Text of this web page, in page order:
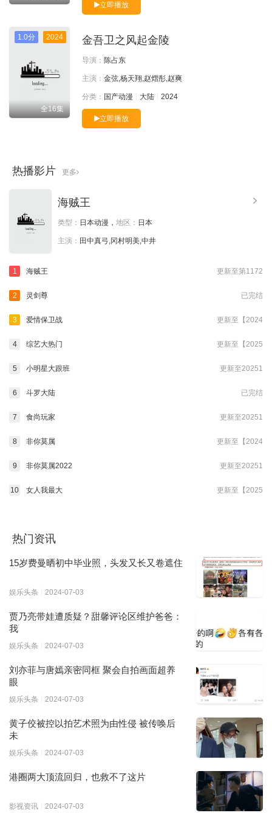
立即播放
1.0分 2024
全16集
金吾卫之风起金陵
导演： 陈占东
主演： 金弦,杨天翔,赵熠彤,赵爽
分类： 国产动漫 大陆 2024
立即播放
热播影片 更多
海贼王
类型： 日本动漫， 地区： 日本
主演： 田中真弓,冈村明美,中井
更新至第1172
1 海贼王
已完结
2 灵剑尊
更新至【2024
3 爱情保卫战
更新至【2025
4 综艺大热门
更新至20251
5 小明星大跟班
已完结
6 斗罗大陆
更新至20251
7 食尚玩家
更新至【2024
8 非你莫属
更新至20251
9 非你莫属2022
更新至【2025
10 女人我最大
热门资讯
15岁费曼晒初中毕业照，头发又长又卷遮住
娱乐头条 2024-07-03
贾乃亮带娃遭质疑？甜馨评论区维护爸爸：
我
娱乐头条 2024-07-03
刘亦菲与唐嫣亲密同框 聚会自拍画面超养
眼
娱乐头条 2024-07-03
黄子佼被控以拍艺术照为由性侵 被传唤后
未
娱乐头条 2024-07-03
港圈两大顶流回归，也救不了这片
影视资讯 2024-07-03